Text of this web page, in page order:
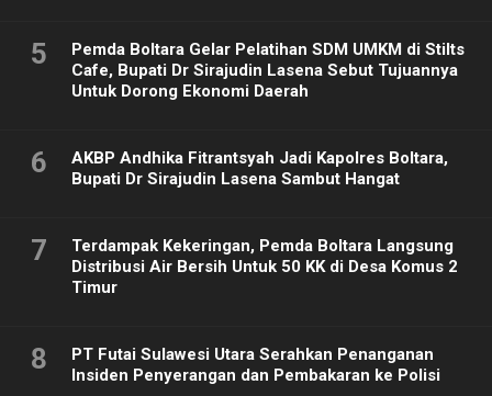
5
Pemda Boltara Gelar Pelatihan SDM UMKM di Stilts
Cafe, Bupati Dr Sirajudin Lasena Sebut Tujuannya
Untuk Dorong Ekonomi Daerah
6
AKBP Andhika Fitrantsyah Jadi Kapolres Boltara,
Bupati Dr Sirajudin Lasena Sambut Hangat
7
Terdampak Kekeringan, Pemda Boltara Langsung
Distribusi Air Bersih Untuk 50 KK di Desa Komus 2
Timur
8
PT Futai Sulawesi Utara Serahkan Penanganan
Insiden Penyerangan dan Pembakaran ke Polisi